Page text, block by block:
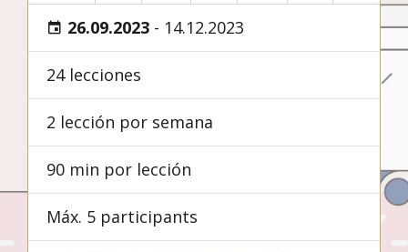
26.09.2023 - 14.12.2023
24 lecciones
2 lección por semana
90 min por lección
Máx. 5 participants